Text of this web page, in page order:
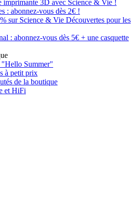
imprimante 3D avec Science & Vie !
: abonnez-vous dès 2€ !
sur Science & Vie Découvertes pour les
: abonnez-vous dès 5€ + une casquette
"Hello Summer"
à petit prix
de la boutique
et HiFi